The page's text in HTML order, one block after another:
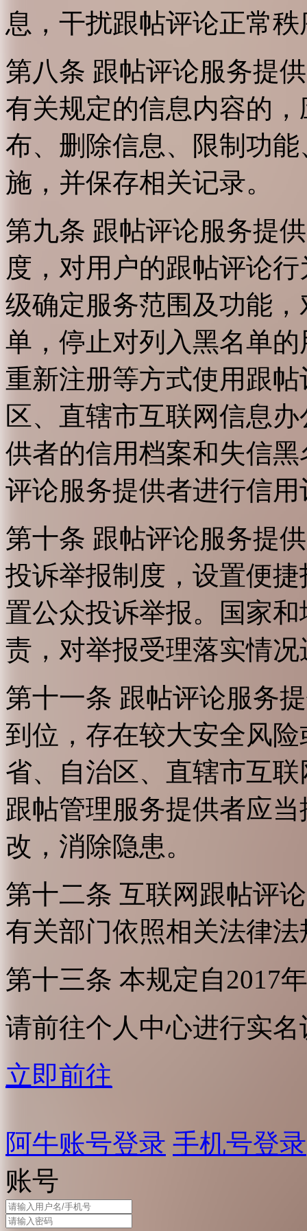
息，干扰跟帖评论正常
第八条 跟帖评论服务提
有关规定的信息内容的
布、删除信息、限制功
施，并保存相关记录。
第九条 跟帖评论服务提
度，对用户的跟帖评论
级确定服务范围及功能
单，停止对列入黑名单
重新注册等方式使用跟
区、直辖市互联网信息
供者的信用档案和失信
评论服务提供者进行信用
第十条 跟帖评论服务提
投诉举报制度，设置便
置公众投诉举报。国家
责，对举报受理落实情
第十一条 跟帖评论服务
到位，存在较大安全风
省、自治区、直辖市互
跟帖管理服务提供者应
改，消除隐患。
第十二条 互联网跟帖评
有关部门依照相关法律
第十三条 本规定自2017
请前往个人中心进行实名
立即前往
阿牛账号登录 手机号登录
账号